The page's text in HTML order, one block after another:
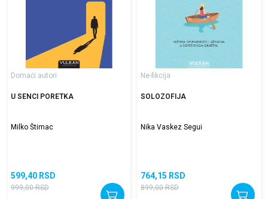
Domaći autori
U SENCI PORETKA
Milko Štimac
599,40 RSD
999,00 RSD
Ne-fikcija
SOLOZOFIJA
Nika Vaskez Segui
764,15 RSD
899,00 RSD